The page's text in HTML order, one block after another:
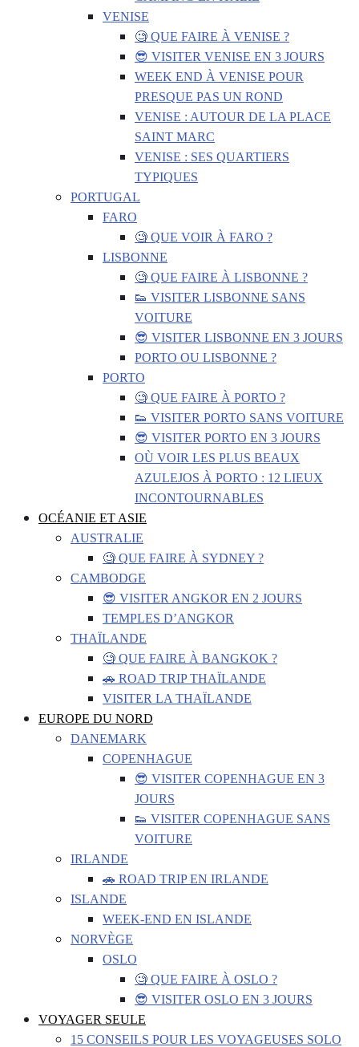
VENISE
🧐 QUE FAIRE À VENISE ?
😎 VISITER VENISE EN 3 JOURS
WEEK END À VENISE POUR
PRESQUE PAS UN ROND
VENISE : AUTOUR DE LA PLACE
SAINT MARC
VENISE : SES QUARTIERS
TYPIQUES
PORTUGAL
FARO
🧐 QUE VOIR À FARO ?
LISBONNE
🧐 QUE FAIRE À LISBONNE ?
👟 VISITER LISBONNE SANS
VOITURE
😎 VISITER LISBONNE EN 3 JOURS
PORTO OU LISBONNE ?
PORTO
🧐 QUE FAIRE À PORTO ?
👟 VISITER PORTO SANS VOITURE
😎 VISITER PORTO EN 3 JOURS
OÙ VOIR LES PLUS BEAUX
AZULEJOS À PORTO : 12 LIEUX
INCONTOURNABLES
OCÉANIE ET ASIE
AUSTRALIE
🧐 QUE FAIRE À SYDNEY ?
CAMBODGE
😎 VISITER ANGKOR EN 2 JOURS
TEMPLES D’ANGKOR
THAÏLANDE
🧐 QUE FAIRE À BANGKOK ?
🚗 ROAD TRIP THAÏLANDE
VISITER LA THAÏLANDE
EUROPE DU NORD
DANEMARK
COPENHAGUE
😎 VISITER COPENHAGUE EN 3
JOURS
👟 VISITER COPENHAGUE SANS
VOITURE
IRLANDE
🚗 ROAD TRIP EN IRLANDE
ISLANDE
WEEK-END EN ISLANDE
NORVÈGE
OSLO
🧐 QUE FAIRE À OSLO ?
😎 VISITER OSLO EN 3 JOURS
VOYAGER SEULE
15 CONSEILS POUR LES VOYAGEUSES SOLO